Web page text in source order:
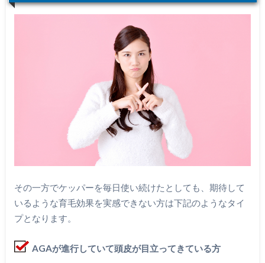
その一方でケッパーを毎日使い続けたとしても、期待して
いるような育毛効果を実感できない方は下記のようなタイ
プとなります。
AGAが進行していて頭皮が目立ってきている方